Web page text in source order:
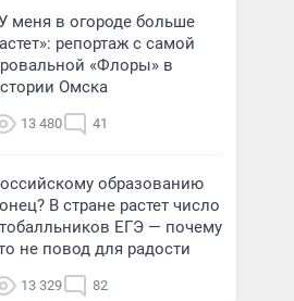
меня в огороде больше
репортаж с самой
«Флоры» в
Омска
13 480 41
образованию
В стране растет число
ЕГЭ — почему
не повод для радости
13 329 82